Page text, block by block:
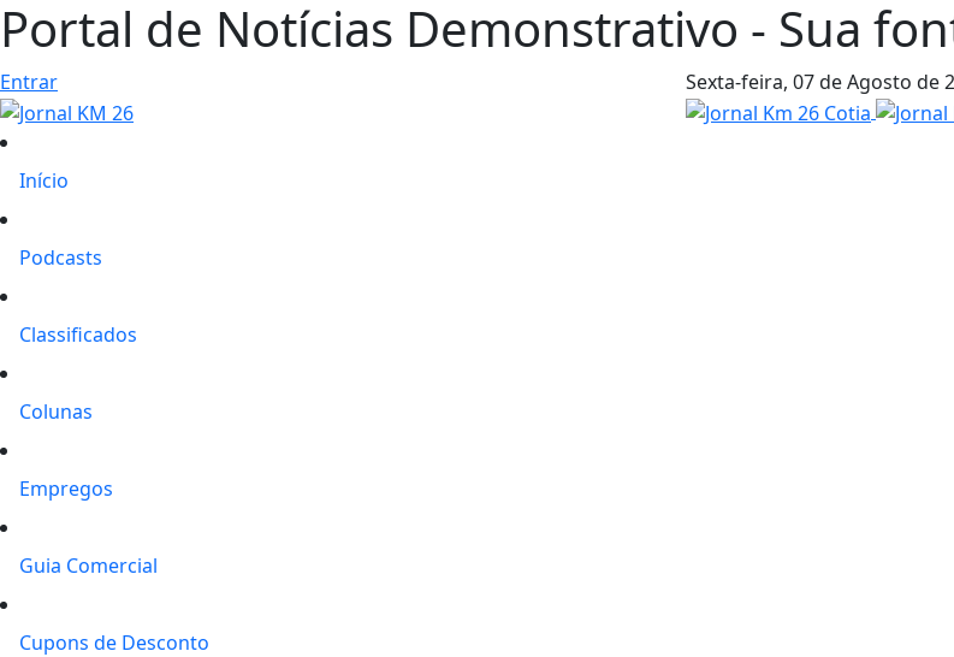
Portal de Notícias Demonstrativo - Sua
Entrar Sexta-feira, 07 de Agosto de
Início
Podcasts
Classificados
Colunas
Empregos
Guia Comercial
Cupons de Desconto